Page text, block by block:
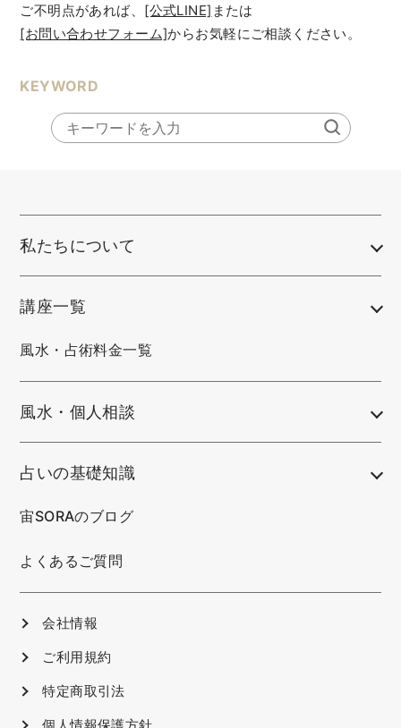
ご不明点があれば、 [公式LINE] または
[お問い合わせフォーム]からお気軽にご相談ください。
KEYWORD
私たちについて
講座一覧
風水・占術料金一覧
風水・個人相談
占いの基礎知識
宙SORAのブログ
よくあるご質問
会社情報
ご利用規約
特定商取引法